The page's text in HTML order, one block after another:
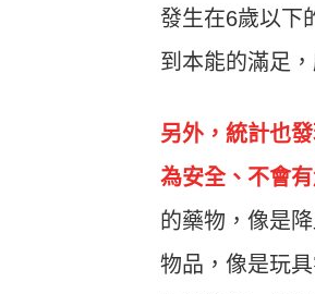
發生在6歲以下
到本能的滿足
另外，統計也
為安全、不會
的藥物，像是
物品，像是玩